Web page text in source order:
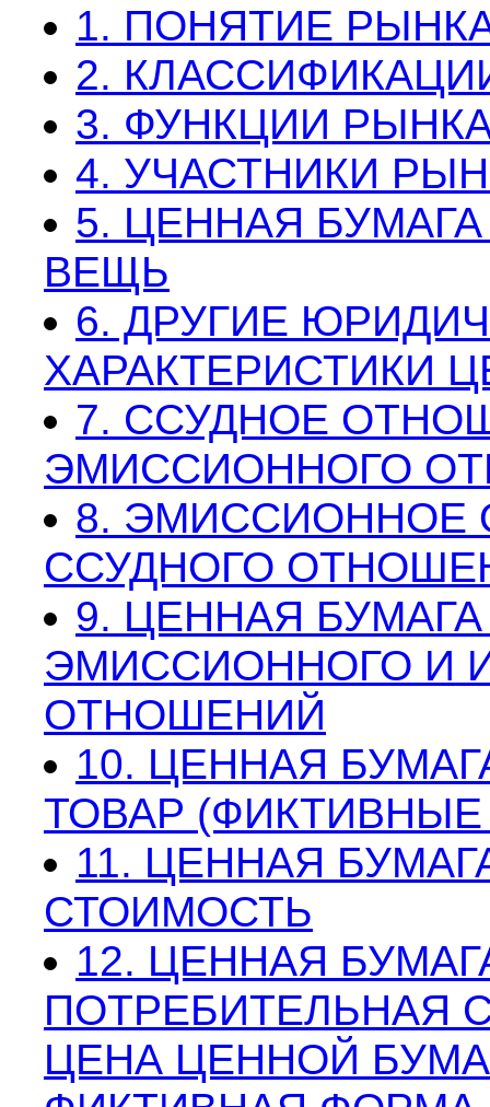
1. ПОНЯТИЕ
2.
3. ФУНКЦИИ
4. УЧАСТНИКИ
5. ЦЕННАЯ
ВЕЩЬ
6. ДРУГИЕ
ХАРАКТЕРИСТИКИ
7. ССУДНОЕ
ЭМИССИОННОГО
8. ЭМИССИОННОЕ
ССУДНОГО
9. ЦЕННАЯ
ЭМИССИОННОГО И
ОТНОШЕНИЙ
10. ЦЕННАЯ
ТОВАР (ФИКТИВНЫЕ
11. ЦЕННАЯ
СТОИМОСТЬ
12. ЦЕННАЯ
ПОТРЕБИТЕЛЬНАЯ
ЦЕНА ЦЕННОЙ